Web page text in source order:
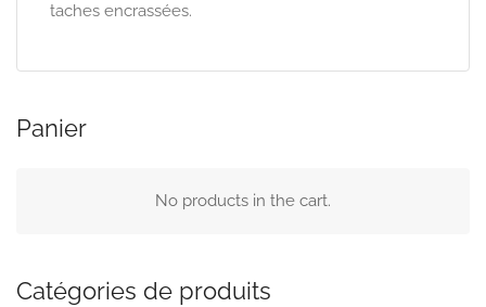
taches encrassées.
Panier
No products in the cart.
Catégories de produits